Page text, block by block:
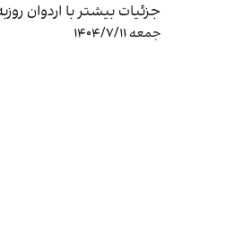
جزئیات بیشتر با اردوان
جمعه ۱۴۰۴/۷/۱۱